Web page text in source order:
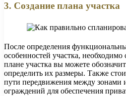
3. Создание плана участка
После определения
особенностей участка, необходимо
плане участка вы можете
определить их размеры. Также
пути передвижения между зонами
ограждений для обеспечения